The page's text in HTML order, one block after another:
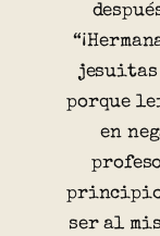
jesuitas
porque
en
principio:
ser al